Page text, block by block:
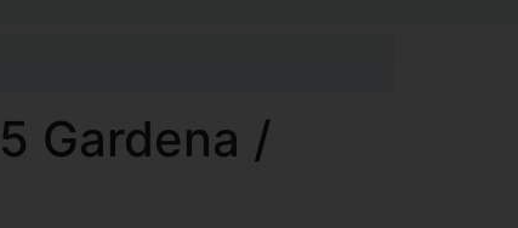
Gardena /